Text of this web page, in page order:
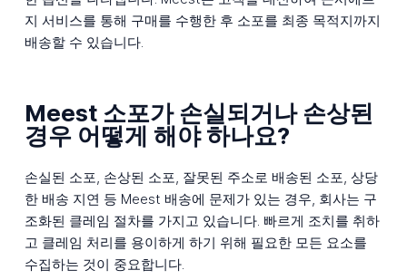
지 서비스를 통해 구매를 수행한 후 소포를 최종 목적지까지
배송할 수 있습니다.
Meest 소포가 손실되거나 손상된
경우 어떻게 해야 하나요?
손실된 소포, 손상된 소포, 잘못된 주소로 배송된 소포, 상당
한 배송 지연 등 Meest 배송에 문제가 있는 경우, 회사는 구
조화된 클레임 절차를 가지고 있습니다. 빠르게 조치를 취하
고 클레임 처리를 용이하게 하기 위해 필요한 모든 요소를
수집하는 것이 중요합니다.